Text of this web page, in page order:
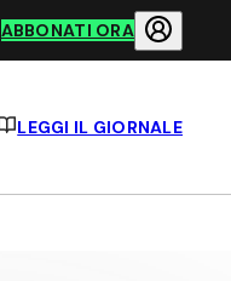
ABBONATI ORA
LEGGI IL GIORNALE